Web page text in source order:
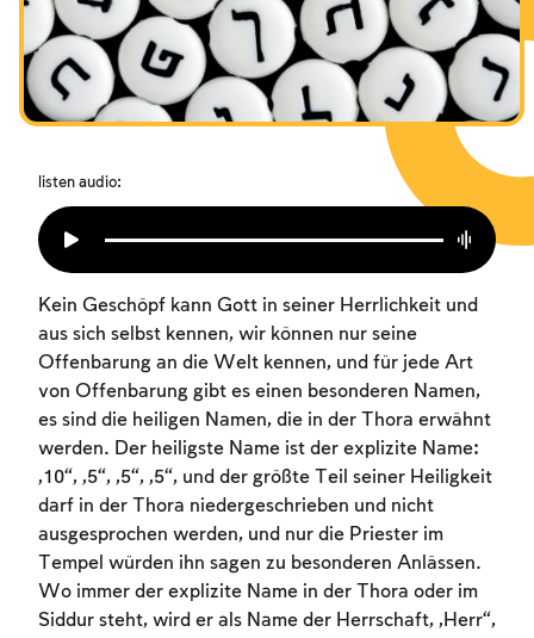
Das Fasten der Zerstörung
Amtseinführung
Purim
listen audio:
Kein Geschöpf kann Gott in seiner Herrlichkeit und
aus sich selbst kennen, wir können nur seine
Offenbarung an die Welt kennen, und für jede Art
von Offenbarung gibt es einen besonderen Namen,
es sind die heiligen Namen, die in der Thora erwähnt
werden. Der heiligste Name ist der explizite Name:
„10“, „5“, „5“, „5“, und der größte Teil seiner Heiligkeit
darf in der Thora niedergeschrieben und nicht
ausgesprochen werden, und nur die Priester im
Tempel würden ihn sagen zu besonderen Anlässen.
Wo immer der explizite Name in der Thora oder im
Siddur steht, wird er als Name der Herrschaft, „Herr“,